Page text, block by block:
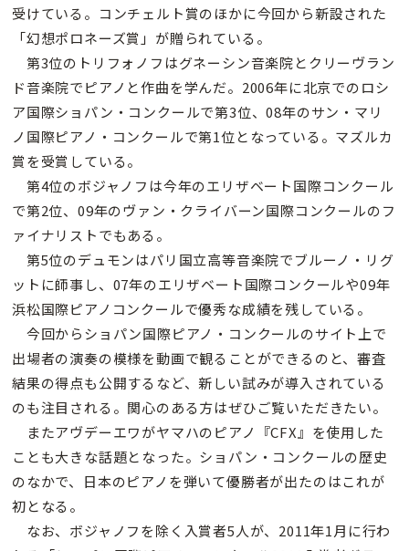
受けている。コンチェルト賞のほかに今回から新設された
「幻想ポロネーズ賞」が贈られている。
第3位のトリフォノフはグネーシン音楽院とクリーヴラン
ド音楽院でピアノと作曲を学んだ。2006年に北京でのロシ
ア国際ショパン・コンクールで第3位、08年のサン・マリ
ノ国際ピアノ・コンクールで第1位となっている。マズルカ
賞を受賞している。
第4位のボジャノフは今年のエリザベート国際コンクール
で第2位、09年のヴァン・クライバーン国際コンクールのフ
ァイナリストでもある。
第5位のデュモンはパリ国立高等音楽院でブルーノ・リグ
ットに師事し、07年のエリザベート国際コンクールや09年
浜松国際ピアノコンクールで優秀な成績を残している。
今回からショパン国際ピアノ・コンクールのサイト上で
出場者の演奏の模様を動画で観ることができるのと、審査
結果の得点も公開するなど、新しい試みが導入されている
のも注目される。関心のある方はぜひご覧いただきたい。
またアヴデーエワがヤマハのピアノ『CFX』を使用した
ことも大きな話題となった。ショパン・コンクールの歴史
のなかで、日本のピアノを弾いて優勝者が出たのはこれが
初となる。
なお、ボジャノフを除く入賞者5人が、2011年1月に行わ